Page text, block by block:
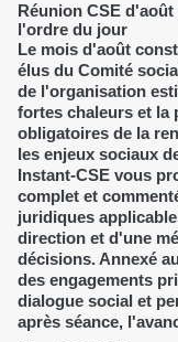
Réunion CSE
l'ordre du jour
Le mois d'août
élus du Comité
de l'organisation
fortes chaleurs et la
obligatoires de la
les enjeux sociaux
Instant-CSE vous
complet et
juridiques
direction et d'une
décisions. Annexé
des engagements
dialogue social et
après séance,